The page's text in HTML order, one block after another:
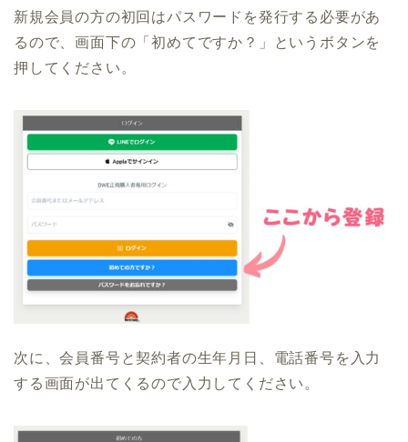
新規会員の方の初回はパスワードを発行する必要があ
るので、画面下の「初めてですか？」というボタンを
押してください。
次に、会員番号と契約者の生年月日、電話番号を入力
する画面が出てくるので入力してください。